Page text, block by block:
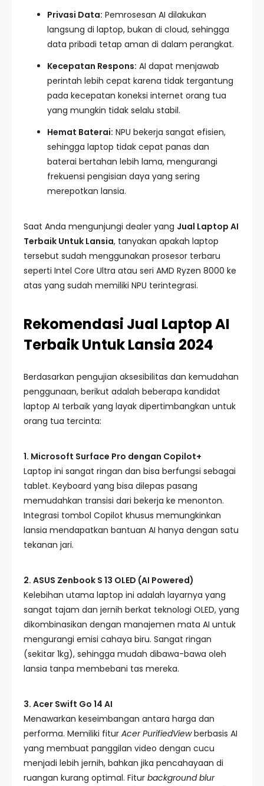
Privasi Data: Pemrosesan AI dilakukan
langsung di laptop, bukan di cloud, sehingga
data pribadi tetap aman di dalam perangkat.
Kecepatan Respons: AI dapat menjawab
perintah lebih cepat karena tidak tergantung
pada kecepatan koneksi internet orang tua
yang mungkin tidak selalu stabil.
Hemat Baterai: NPU bekerja sangat efisien,
sehingga laptop tidak cepat panas dan
baterai bertahan lebih lama, mengurangi
frekuensi pengisian daya yang sering
merepotkan lansia.
Saat Anda mengunjungi dealer yang Jual Laptop AI
Terbaik Untuk Lansia, tanyakan apakah laptop
tersebut sudah menggunakan prosesor terbaru
seperti Intel Core Ultra atau seri AMD Ryzen 8000 ke
atas yang sudah memiliki NPU terintegrasi.
Rekomendasi Jual Laptop AI
Terbaik Untuk Lansia 2024
Berdasarkan pengujian aksesibilitas dan kemudahan
penggunaan, berikut adalah beberapa kandidat
laptop AI terbaik yang layak dipertimbangkan untuk
orang tua tercinta:
1. Microsoft Surface Pro dengan Copilot+
Laptop ini sangat ringan dan bisa berfungsi sebagai
tablet. Keyboard yang bisa dilepas pasang
memudahkan transisi dari bekerja ke menonton.
Integrasi tombol Copilot khusus memungkinkan
lansia mendapatkan bantuan AI hanya dengan satu
tekanan jari.
2. ASUS Zenbook S 13 OLED (AI Powered)
Kelebihan utama laptop ini adalah layarnya yang
sangat tajam dan jernih berkat teknologi OLED, yang
dikombinasikan dengan manajemen mata AI untuk
mengurangi emisi cahaya biru. Sangat ringan
(sekitar 1kg), sehingga mudah dibawa-bawa oleh
lansia tanpa membebani tas mereka.
3. Acer Swift Go 14 AI
Menawarkan keseimbangan antara harga dan
performa. Memiliki fitur Acer PurifiedViewberbasis AI
yang membuat panggilan video dengan cucu
menjadi lebih jernih, bahkan jika pencahayaan di
ruangan kurang optimal. Fitur background blur